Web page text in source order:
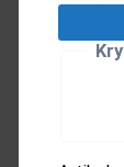
Shirt